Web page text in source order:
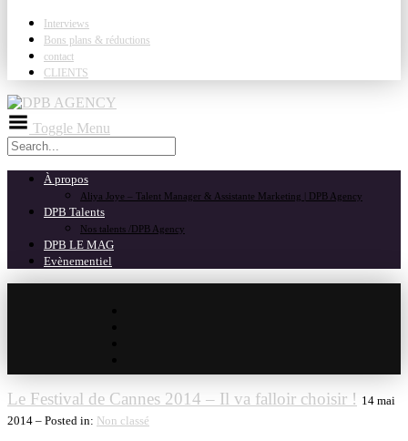
Interviews
Bons plans & réductions
contact
CLIENTS
Toggle Menu
À propos
Aliya Joye – Talent Manager & Assistante Marketing | DPB Agency
DPB Talents
Nos talents /DPB Agency
DPB LE MAG
Evènementiel
Le Festival de Cannes 2014 – Il va falloir choisir ! 14 mai
2014 – Posted in: Non classé